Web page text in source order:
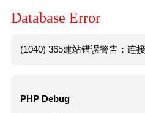
Database Error
(1040) 365建站错误警告：连
PHP Debug